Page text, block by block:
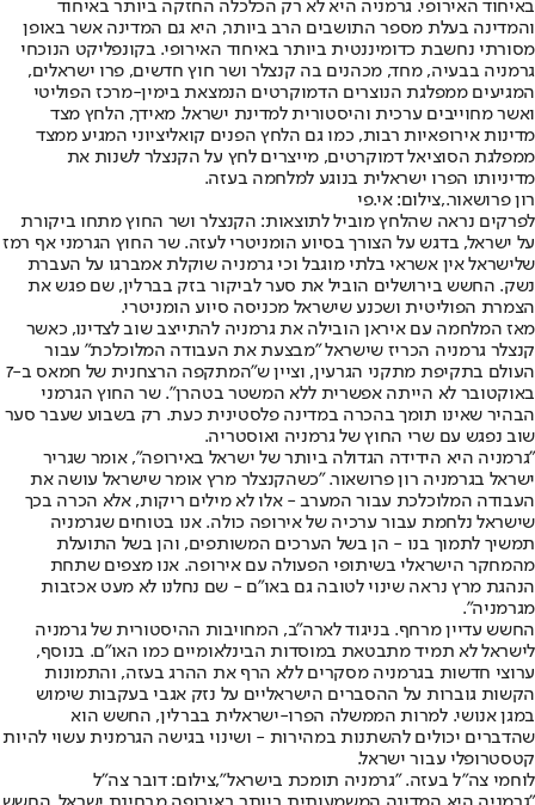
באיחוד האירופי. גרמניה היא לא רק הכלכלה החזקה ביותר באיחוד
והמדינה בעלת מספר התושבים הרב ביותר, היא גם המדינה אשר באופן
מסורתי נחשבת כדומיננטית ביותר באיחוד האירופי. בקונפליקט הנוכחי
גרמניה בבעיה, מחד, מכהנים בה קנצלר ושר חוץ חדשים, פרו ישראלים,
המגיעים ממפלגת הנוצרים הדמוקרטים הנמצאת בימין-מרכז הפוליטי
ואשר מחוייבים ערכית והיסטורית למדינת ישראל. מאידך, הלחץ מצד
מדינות אירופאיות רבות, כמו גם הלחץ הפנים קואליציוני המגיע ממצד
ממפלגת הסוציאל דמוקרטים, מייצרים לחץ על הקנצלר לשנות את
מדיניותו הפרו ישראלית בנוגע למלחמה בעזה.
רון פרושאור.,צילום: אי.פי
לפרקים נראה שהלחץ מוביל לתוצאות: הקנצלר ושר החוץ מתחו ביקורת
על ישראל, בדגש על הצורך בסיוע הומניטרי לעזה. שר החוץ הגרמני אף רמז
שלישראל אין אשראי בלתי מוגבל וכי גרמניה שוקלת אמברגו על העברת
נשק. החשש בירושלים הוביל את סער לביקור בזק בברלין, שם פגש את
הצמרת הפוליטית ושכנע שישראל מכניסה סיוע הומניטרי.
מאז המלחמה עם איראן הובילה את גרמניה להתייצב שוב לצדינו, כאשר
קנצלר גרמניה הכריז שישראל ״מבצעת את העבודה המלוכלכת״ עבור
העולם בתקיפת מתקני הגרעין, וציין ש״המתקפה הרצחנית של חמאס ב-7
באוקטובר לא הייתה אפשרית ללא המשטר בטהרן״. שר החוץ הגרמני
הבהיר שאינו תומך בהכרה במדינה פלסטינית כעת. רק בשבוע שעבר סער
שוב נפגש עם שרי החוץ של גרמניה ואוסטריה.
״גרמניה היא הידידה הגדולה ביותר של ישראל באירופה״, אומר שגריר
ישראל בגרמניה רון פרושאור. ״כשהקנצלר מרץ אומר שישראל עושה את
העבודה המלוכלכת עבור המערב - אלו לא מילים ריקות, אלא הכרה בכך
שישראל נלחמת עבור ערכיה של אירופה כולה. אנו בטוחים שגרמניה
תמשיך לתמוך בנו - הן בשל הערכים המשותפים, והן בשל התועלת
מהמחקר הישראלי בשיתופי הפעולה עם אירופה. אנו מצפים שתחת
הנהגת מרץ נראה שינוי לטובה גם באו״ם - שם נחלנו לא מעט אכזבות
מגרמניה״.
החשש עדיין מרחף. בניגוד לארה״ב, המחויבות ההיסטורית של גרמניה
לישראל לא תמיד מתבטאת במוסדות הבינלאומיים כמו האו״ם. בנוסף,
ערוצי חדשות בגרמניה מסקרים ללא הרף את ההרג בעזה, והתמונות
הקשות גוברות על ההסברים הישראליים על נזק אגבי בעקבות שימוש
במגן אנושי. למרות הממשלה הפרו-ישראלית בברלין, החשש הוא
שהדברים יכולים להשתנות במהירות - ושינוי בגישה הגרמנית עשוי להיות
קטסטרופלי עבור ישראל.
לוחמי צה"ל בעזה. "גרמניה תומכת בישראל",צילום: דובר צה"ל